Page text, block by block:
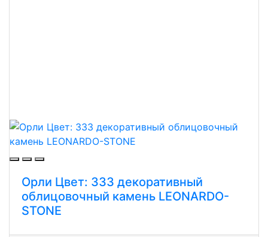
Орли Цвет: 333 декоративный
облицовочный камень LEONARDO-
STONE